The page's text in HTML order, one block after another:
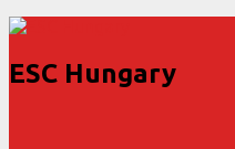
ESC Hungary